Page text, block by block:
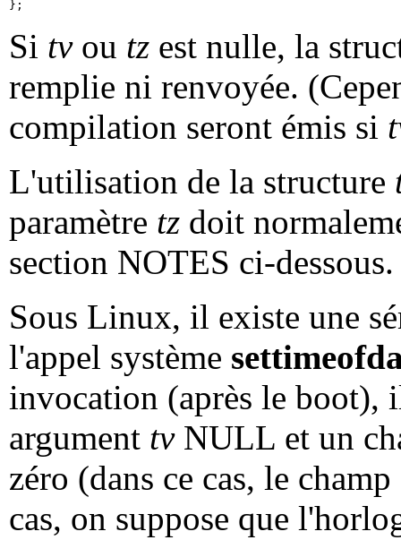
Si tvou tz est nulle, la
remplie ni renvoyée.
compilation seront émis si
L'utilisation de la structure
paramètre tz doit
section NOTES ci-dessous.
Sous Linux, il existe une
l'appel système
invocation (après le boot),
argument tvNULL et un
zéro (dans ce cas, le champ
cas, on suppose que